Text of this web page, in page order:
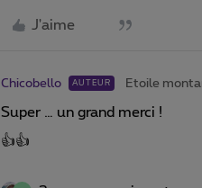
J'aime
Chicobello AUTEUR Etoile
Super … un grand merci !
👍👍